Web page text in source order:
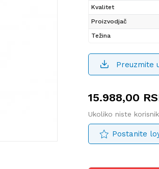
Kvalitet
Proizvodjač
Težina
Preuzmite
15.988,00
Ukoliko niste
Postanite